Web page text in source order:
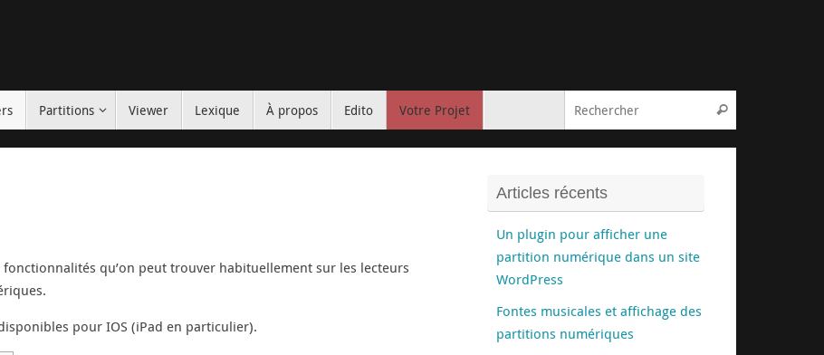
Partitions Viewer Lexique À propos Edito Votre Projet Rechercher
qu’on peut trouver habituellement sur les lecteurs
pour IOS (iPad en particulier).
Articles récents
Un plugin pour afficher une
partition numérique dans un site
WordPress
Fontes musicales et affichage des
partitions numériques